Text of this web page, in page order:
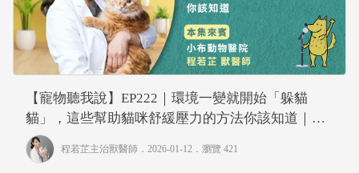
【寵物聽我說】EP222｜環境一變就開始「躲貓
貓」，這些幫助貓咪舒緩壓力的方法你該知道｜專
業獸醫—程若芷
程若芷主治獸醫師 ．2026-01-12． 瀏覽 421